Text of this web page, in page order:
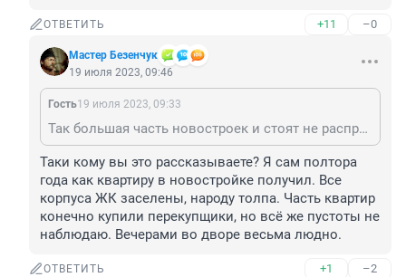
ОТВЕТИТЬ +11 –0
Мастер Безенчук
19 июля 2023, 09:46
Гость19 июля 2023, 09:33
Так большая часть новостроек и стоят не распроданные. Эта статья - жест отчаяния риэлторов и застройщиков, попытка напугать, что завтра будет дороже, бегите покупать сейчас.
Таки кому вы это рассказываете? Я сам полтора
года как квартиру в новостройке получил. Все
корпуса ЖК заселены, народу толпа. Часть квартир
конечно купили перекупщики, но всё же пустоты не
наблюдаю. Вечерами во дворе весьма людно.
ОТВЕТИТЬ +1 –2